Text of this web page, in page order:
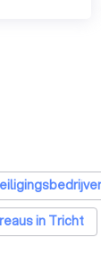
in Tricht